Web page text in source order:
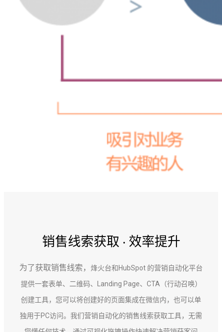
销售线索获取 · 效率提升
为了获取销售线索， 烽火台和HubSpot 的营销自动化平台
提供一套表单、二维码、Landing Page、CTA（行动召唤）
创建工具，您可以将创建好的页面集成在微信内，也可以单
独用于PC访问。我们营销自动化的销售线索获取工具，无需